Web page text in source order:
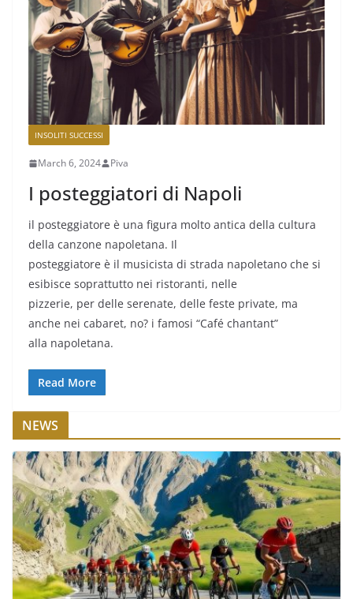
INSOLITI SUCCESSI
March 6, 2024 Piva
I posteggiatori di Napoli
il posteggiatore è una figura molto antica della cultura
della canzone napoletana. Il
posteggiatore è il musicista di strada napoletano che si
esibisce soprattutto nei ristoranti, nelle
pizzerie, per delle serenate, delle feste private, ma
anche nei cabaret, no? i famosi “Café chantant”
alla napoletana.
Read More
NEWS